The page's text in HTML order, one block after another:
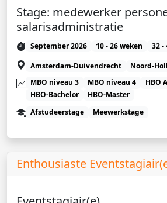
Stage: medewerker
salarisadministratie
September 2026 10 - 26 weken
32 -
Amsterdam-Duivendrecht
Noord-
MBO niveau 3
MBO niveau 4
HBO
HBO-Bachelor
HBO-Master
Afstudeerstage
Meewerkstage
Enthousiaste